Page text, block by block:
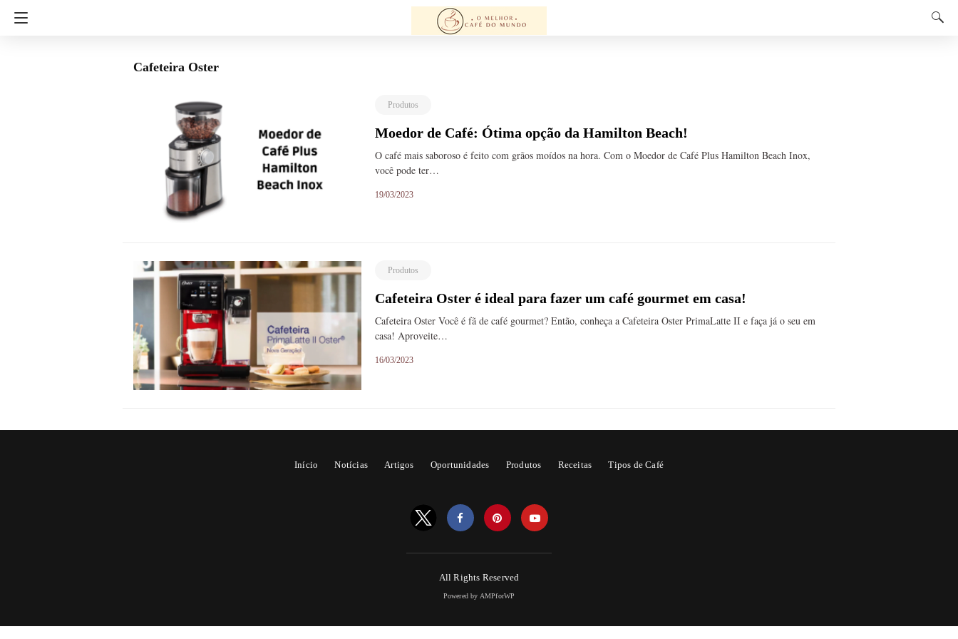
Cafeteira Oster
Produtos
Moedor de Café: Ótima opção da Hamilton Beach!
O café mais saboroso é feito com grãos moídos na hora. Com o Moedor de Café Plus Hamilton Beach Inox,
você pode ter…
19/03/2023
Produtos
Cafeteira Oster é ideal para fazer um café gourmet em casa!
Cafeteira Oster Você é fã de café gourmet? Então, conheça a Cafeteira Oster PrimaLatte II e faça já o seu em
casa! Aproveite…
16/03/2023
Início Notícias Artigos Oportunidades Produtos Receitas Tipos de Café
All Rights Reserved
Powered by AMPforWP